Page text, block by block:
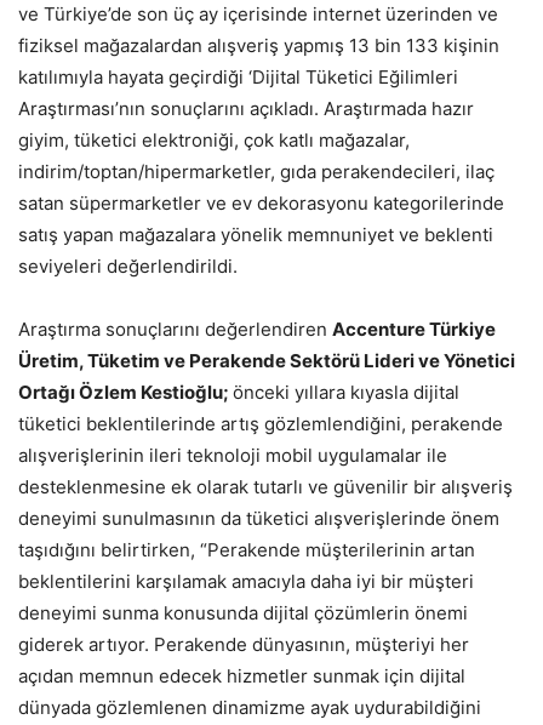
ve Türkiye’de son üç ay içerisinde internet üzerinden ve
fiziksel mağazalardan alışveriş yapmış 13 bin 133 kişinin
katılımıyla hayata geçirdiği ‘Dijital Tüketici Eğilimleri
Araştırması’nın sonuçlarını açıkladı. Araştırmada hazır
giyim, tüketici elektroniği, çok katlı mağazalar,
indirim/toptan/hipermarketler, gıda perakendecileri, ilaç
satan süpermarketler ve ev dekorasyonu kategorilerinde
satış yapan mağazalara yönelik memnuniyet ve beklenti
seviyeleri değerlendirildi.
Araştırma sonuçlarını değerlendiren Accenture Türkiye
Üretim, Tüketim ve Perakende Sektörü Lideri ve Yönetici
Ortağı Özlem Kestioğlu; önceki yıllara kıyasla dijital
tüketici beklentilerinde artış gözlemlendiğini, perakende
alışverişlerinin ileri teknoloji mobil uygulamalar ile
desteklenmesine ek olarak tutarlı ve güvenilir bir alışveriş
deneyimi sunulmasının da tüketici alışverişlerinde önem
taşıdığını belirtirken, “Perakende müşterilerinin artan
beklentilerini karşılamak amacıyla daha iyi bir müşteri
deneyimi sunma konusunda dijital çözümlerin önemi
giderek artıyor. Perakende dünyasının, müşteriyi her
açıdan memnun edecek hizmetler sunmak için dijital
dünyada gözlemlenen dinamizme ayak uydurabildiğini